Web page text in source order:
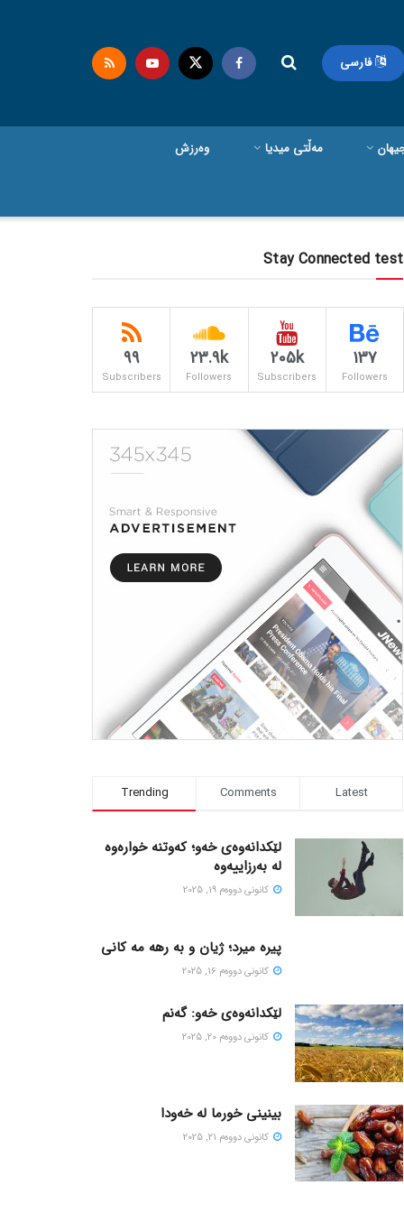
فارسی
مەڵتی میدیا وەرزش
Stay Connected test
137
Followers
205k
Subscribers
23.9k
Followers
99
Subscribers
Trending Comments Latest
لێکدانەوەی خەو؛ کەوتنە خوارەوە
لە بەرزاییەوە
كانونی دووه‌م 19, 2025
پیره میرد؛ ژیان و به رهه مه کانی
كانونی دووه‌م 16, 2025
لێکدانەوەی خەو: گەنم
كانونی دووه‌م 20, 2025
بینینی خورما لە خەودا
كانونی دووه‌م 21, 2025